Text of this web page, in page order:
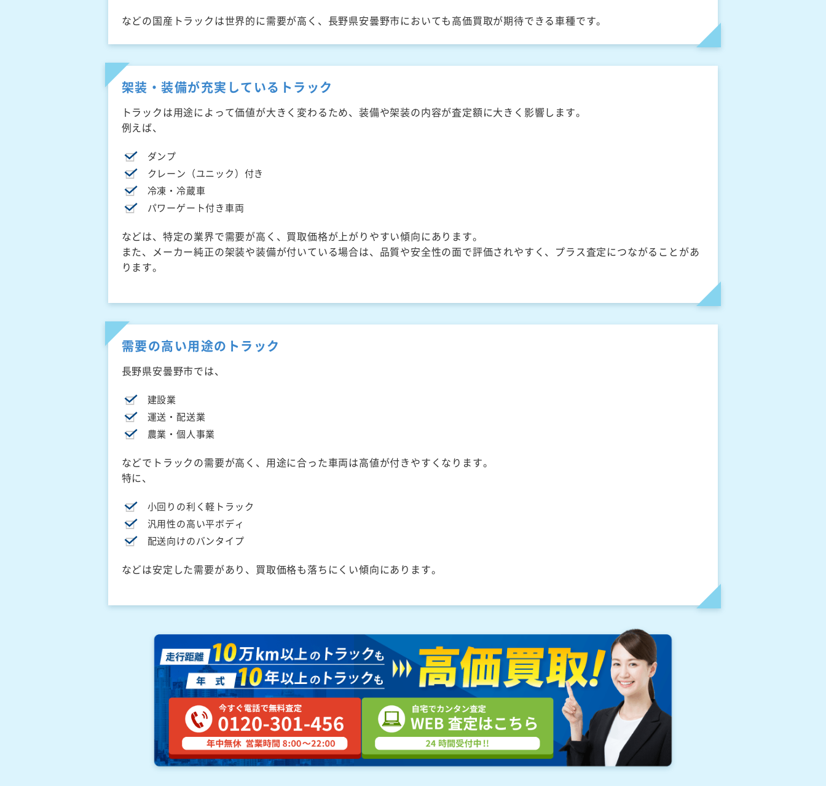
などの国産トラックは世界的に需要が高く、長野県安曇野市においても高価買取が期待できる車種です。
架装・装備が充実しているトラック
トラックは用途によって価値が大きく変わるため、装備や架装の内容が査定額に大きく影響します。
例えば、
ダンプ
クレーン（ユニック）付き
冷凍・冷蔵車
パワーゲート付き車両
などは、特定の業界で需要が高く、買取価格が上がりやすい傾向にあります。
また、メーカー純正の架装や装備が付いている場合は、品質や安全性の面で評価されやすく、プラス査定につながることがあ
ります。
需要の高い用途のトラック
長野県安曇野市では、
建設業
運送・配送業
農業・個人事業
などでトラックの需要が高く、用途に合った車両は高値が付きやすくなります。
特に、
小回りの利く軽トラック
汎用性の高い平ボディ
配送向けのバンタイプ
などは安定した需要があり、買取価格も落ちにくい傾向にあります。